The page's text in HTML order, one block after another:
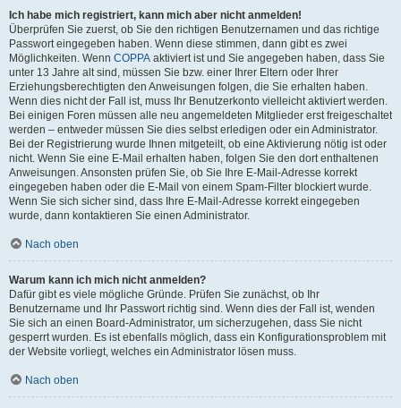
Ich habe mich registriert, kann mich aber nicht anmelden!
Überprüfen Sie zuerst, ob Sie den richtigen Benutzernamen und das richtige
Passwort eingegeben haben. Wenn diese stimmen, dann gibt es zwei
Möglichkeiten. Wenn COPPA aktiviert ist und Sie angegeben haben, dass Sie
unter 13 Jahre alt sind, müssen Sie bzw. einer Ihrer Eltern oder Ihrer
Erziehungsberechtigten den Anweisungen folgen, die Sie erhalten haben.
Wenn dies nicht der Fall ist, muss Ihr Benutzerkonto vielleicht aktiviert werden.
Bei einigen Foren müssen alle neu angemeldeten Mitglieder erst freigeschaltet
werden – entweder müssen Sie dies selbst erledigen oder ein Administrator.
Bei der Registrierung wurde Ihnen mitgeteilt, ob eine Aktivierung nötig ist oder
nicht. Wenn Sie eine E-Mail erhalten haben, folgen Sie den dort enthaltenen
Anweisungen. Ansonsten prüfen Sie, ob Sie Ihre E-Mail-Adresse korrekt
eingegeben haben oder die E-Mail von einem Spam-Filter blockiert wurde.
Wenn Sie sich sicher sind, dass Ihre E-Mail-Adresse korrekt eingegeben
wurde, dann kontaktieren Sie einen Administrator.
Nach oben
Warum kann ich mich nicht anmelden?
Dafür gibt es viele mögliche Gründe. Prüfen Sie zunächst, ob Ihr
Benutzername und Ihr Passwort richtig sind. Wenn dies der Fall ist, wenden
Sie sich an einen Board-Administrator, um sicherzugehen, dass Sie nicht
gesperrt wurden. Es ist ebenfalls möglich, dass ein Konfigurationsproblem mit
der Website vorliegt, welches ein Administrator lösen muss.
Nach oben